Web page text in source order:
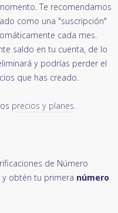
Te recomendamos
como una "suscripción"
cada mes.
saldo en tu cuenta, de lo
y podrías perder el
que has creado.
precios y planes.
de Número
y obtén tu primera número